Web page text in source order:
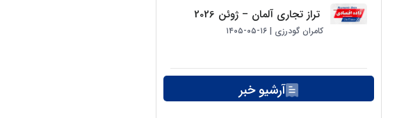
تراز تجاری آلمان – ژوئن 2026
کامران گودرزی ۱۶-۰۵-۱۴۰۵
آرشیو خبر